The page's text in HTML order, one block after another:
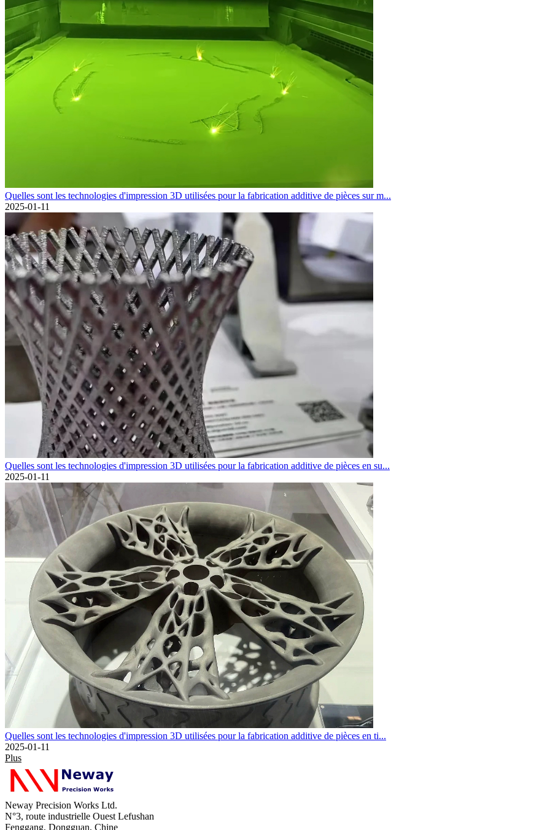
Quelles sont les technologies d'impression 3D utilisées pour la fabrication additive de pièces sur m...
2025-01-11
Quelles sont les technologies d'impression 3D utilisées pour la fabrication additive de pièces en su...
2025-01-11
Quelles sont les technologies d'impression 3D utilisées pour la fabrication additive de pièces en ti...
2025-01-11
Plus
Neway Precision Works Ltd.
N°3, route industrielle Ouest Lefushan
Fenggang, Dongguan, Chine